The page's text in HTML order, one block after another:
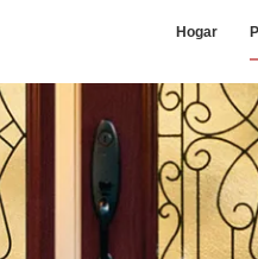
Hogar